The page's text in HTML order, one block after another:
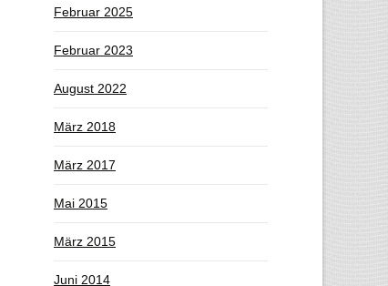
Februar 2025
Februar 2023
August 2022
März 2018
März 2017
Mai 2015
März 2015
Juni 2014